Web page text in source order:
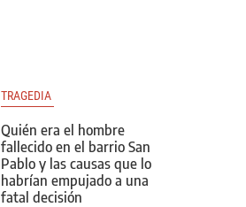
TRAGEDIA
Quién era el hombre
fallecido en el barrio San
Pablo y las causas que lo
habrían empujado a una
fatal decisión